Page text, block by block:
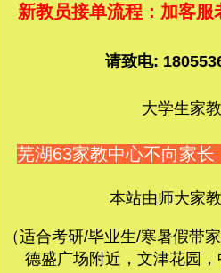
新教员接单流程：加客
请致电:
大学生家
芜湖63家教中心不向家长
本站由师大家
（适合考研/毕业生/寒暑假带
德盛广场附近，文津花园